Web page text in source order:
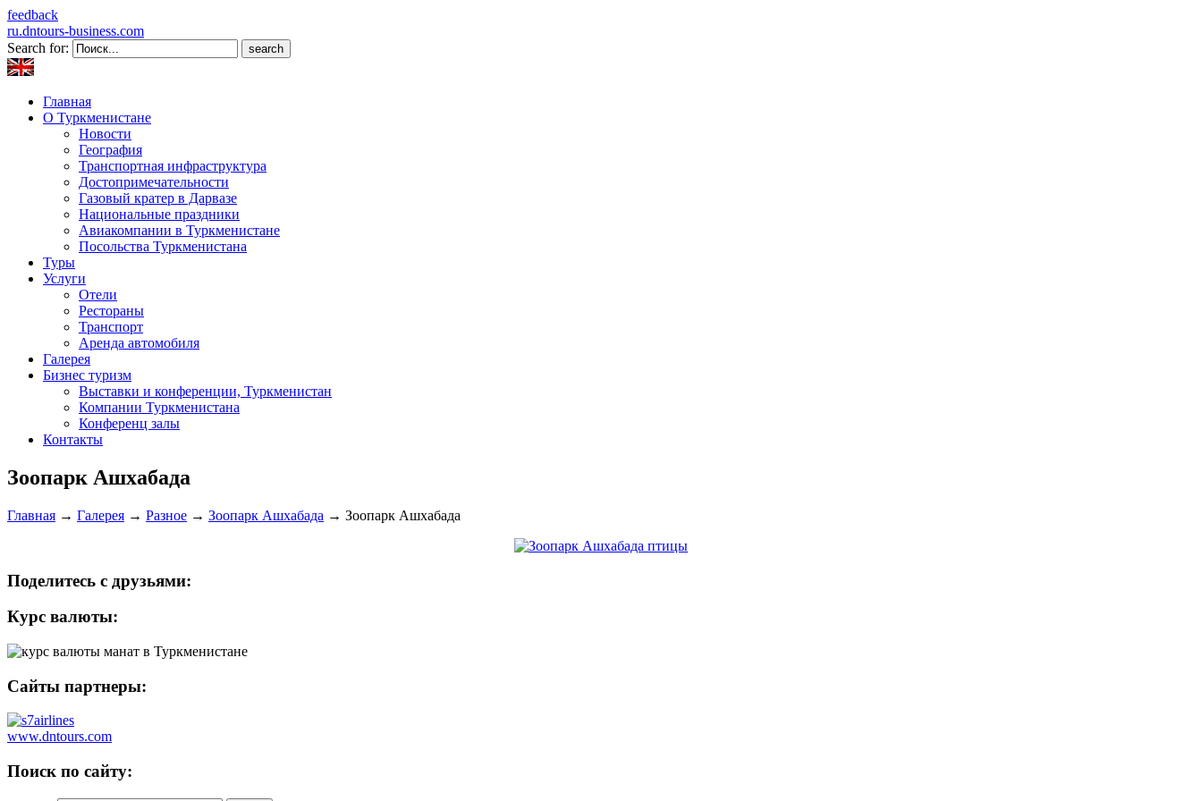
feedback
ru.dntours-business.com
Search for:
Главная
О Туркменистане
Новости
География
Транспортная инфраструктура
Достопримечательности
Газовый кратер в Дарвазе
Национальные праздники
Авиакомпании в Туркменистане
Посольства Туркменистана
Туры
Услуги
Отели
Рестораны
Транспорт
Аренда автомобиля
Галерея
Бизнес туризм
Выставки и конференции, Туркменистан
Компании Туркменистана
Конференц залы
Контакты
Зоопарк Ашхабада
Главная → Галерея → Разное → Зоопарк Ашхабада → Зоопарк Ашхабада
Поделитесь с друзьями:
Курс валюты:
Сайты партнеры:
www.dntours.com
Поиск по сайту: